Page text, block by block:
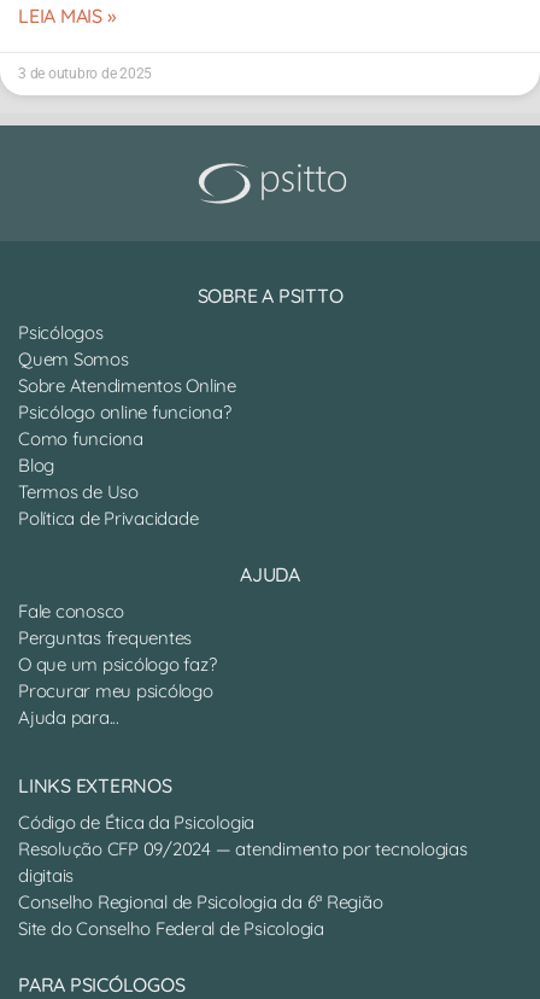
LEIA MAIS »
3 de outubro de 2025
SOBRE A PSITTO
Psicólogos
Quem Somos
Sobre Atendimentos Online
Psicólogo online funciona?
Como funciona
Blog
Termos de Uso
Política de Privacidade
AJUDA
Fale conosco
Perguntas frequentes
O que um psicólogo faz?
Procurar meu psicólogo
Ajuda para...
LINKS EXTERNOS
Código de Ética da Psicologia
Resolução CFP 09/2024 — atendimento por tecnologias
digitais
Conselho Regional de Psicologia da 6ª Região
Site do Conselho Federal de Psicologia
PARA PSICÓLOGOS